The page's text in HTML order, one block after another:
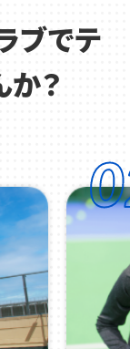
ブでテ
？